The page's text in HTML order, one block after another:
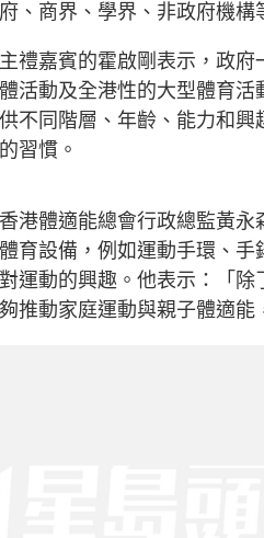
、商界、學界、非政府機構
禮嘉賓的霍啟剛表示，政
活動及全港性的大型體育
不同階層、年齡、能力和
習慣。
港體適能總會行政總監黃
育設備，例如運動手環、
運動的興趣。他表示：「
推動家庭運動與親子體適能